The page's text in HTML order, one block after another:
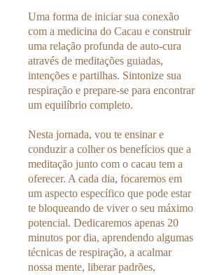
Uma forma de iniciar sua conexão
com a medicina do Cacau e construir
uma relação profunda de auto-cura
através de meditações guiadas,
intenções e partilhas. Sintonize sua
respiração e prepare-se para encontrar
um equilíbrio completo.
Nesta jornada, vou te ensinar e
conduzir a colher os benefícios que a
meditação junto com o cacau tem a
oferecer. A cada dia, focaremos em
um aspecto específico que pode estar
te bloqueando de viver o seu máximo
potencial. Dedicaremos apenas 20
minutos por dia, aprendendo algumas
técnicas de respiração, a acalmar
nossa mente, liberar padrões,